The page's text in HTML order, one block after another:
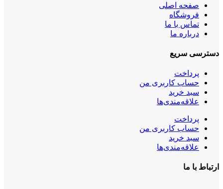
صفحه اصلی
فروشگاه
تماس با ما
درباره ما
دسترسی سریع
پرداخت
حساب کاربری من
سبد خرید
علاقه‌مندی‌ها
پرداخت
حساب کاربری من
سبد خرید
علاقه‌مندی‌ها
ارتباط با ما